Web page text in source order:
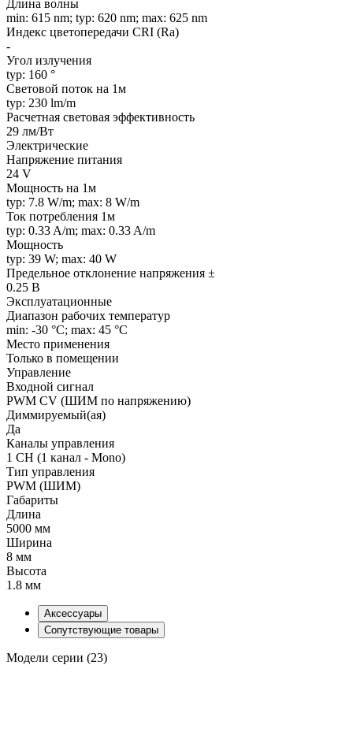
Длина волны
min: 615 nm; typ: 620 nm; max: 625 nm
Индекс цветопередачи CRI (Ra)
-
Угол излучения
typ: 160 °
Световой поток на 1м
typ: 230 lm/m
Расчетная световая эффективность
29 лм/Вт
Электрические
Напряжение питания
24 V
Мощность на 1м
typ: 7.8 W/m; max: 8 W/m
Ток потребления 1м
typ: 0.33 A/m; max: 0.33 A/m
Мощность
typ: 39 W; max: 40 W
Предельное отклонение напряжения ±
0.25 В
Эксплуатационные
Диапазон рабочих температур
min: -30 °C; max: 45 °C
Место применения
Только в помещении
Управление
Входной сигнал
PWM СV (ШИМ по напряжению)
Диммируемый(ая)
Да
Каналы управления
1 CH (1 канал - Mono)
Тип управления
PWM (ШИМ)
Габариты
Длина
5000 мм
Ширина
8 мм
Высота
1.8 мм
Аксессуары
Сопутствующие товары
Модели серии (23)